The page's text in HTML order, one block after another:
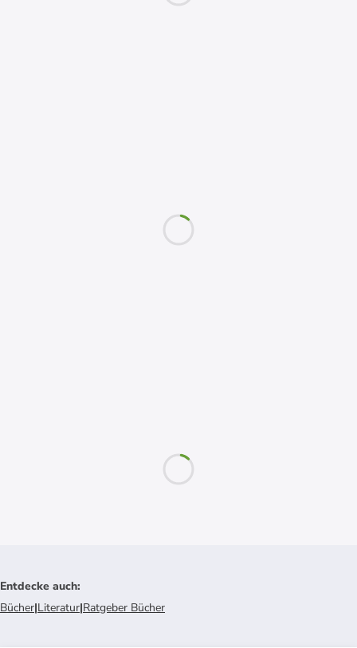
Entdecke auch:
Bücher|Literatur|Ratgeber Bücher